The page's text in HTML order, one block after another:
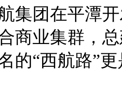
集团在平潭
商业集群，
的“西航路”